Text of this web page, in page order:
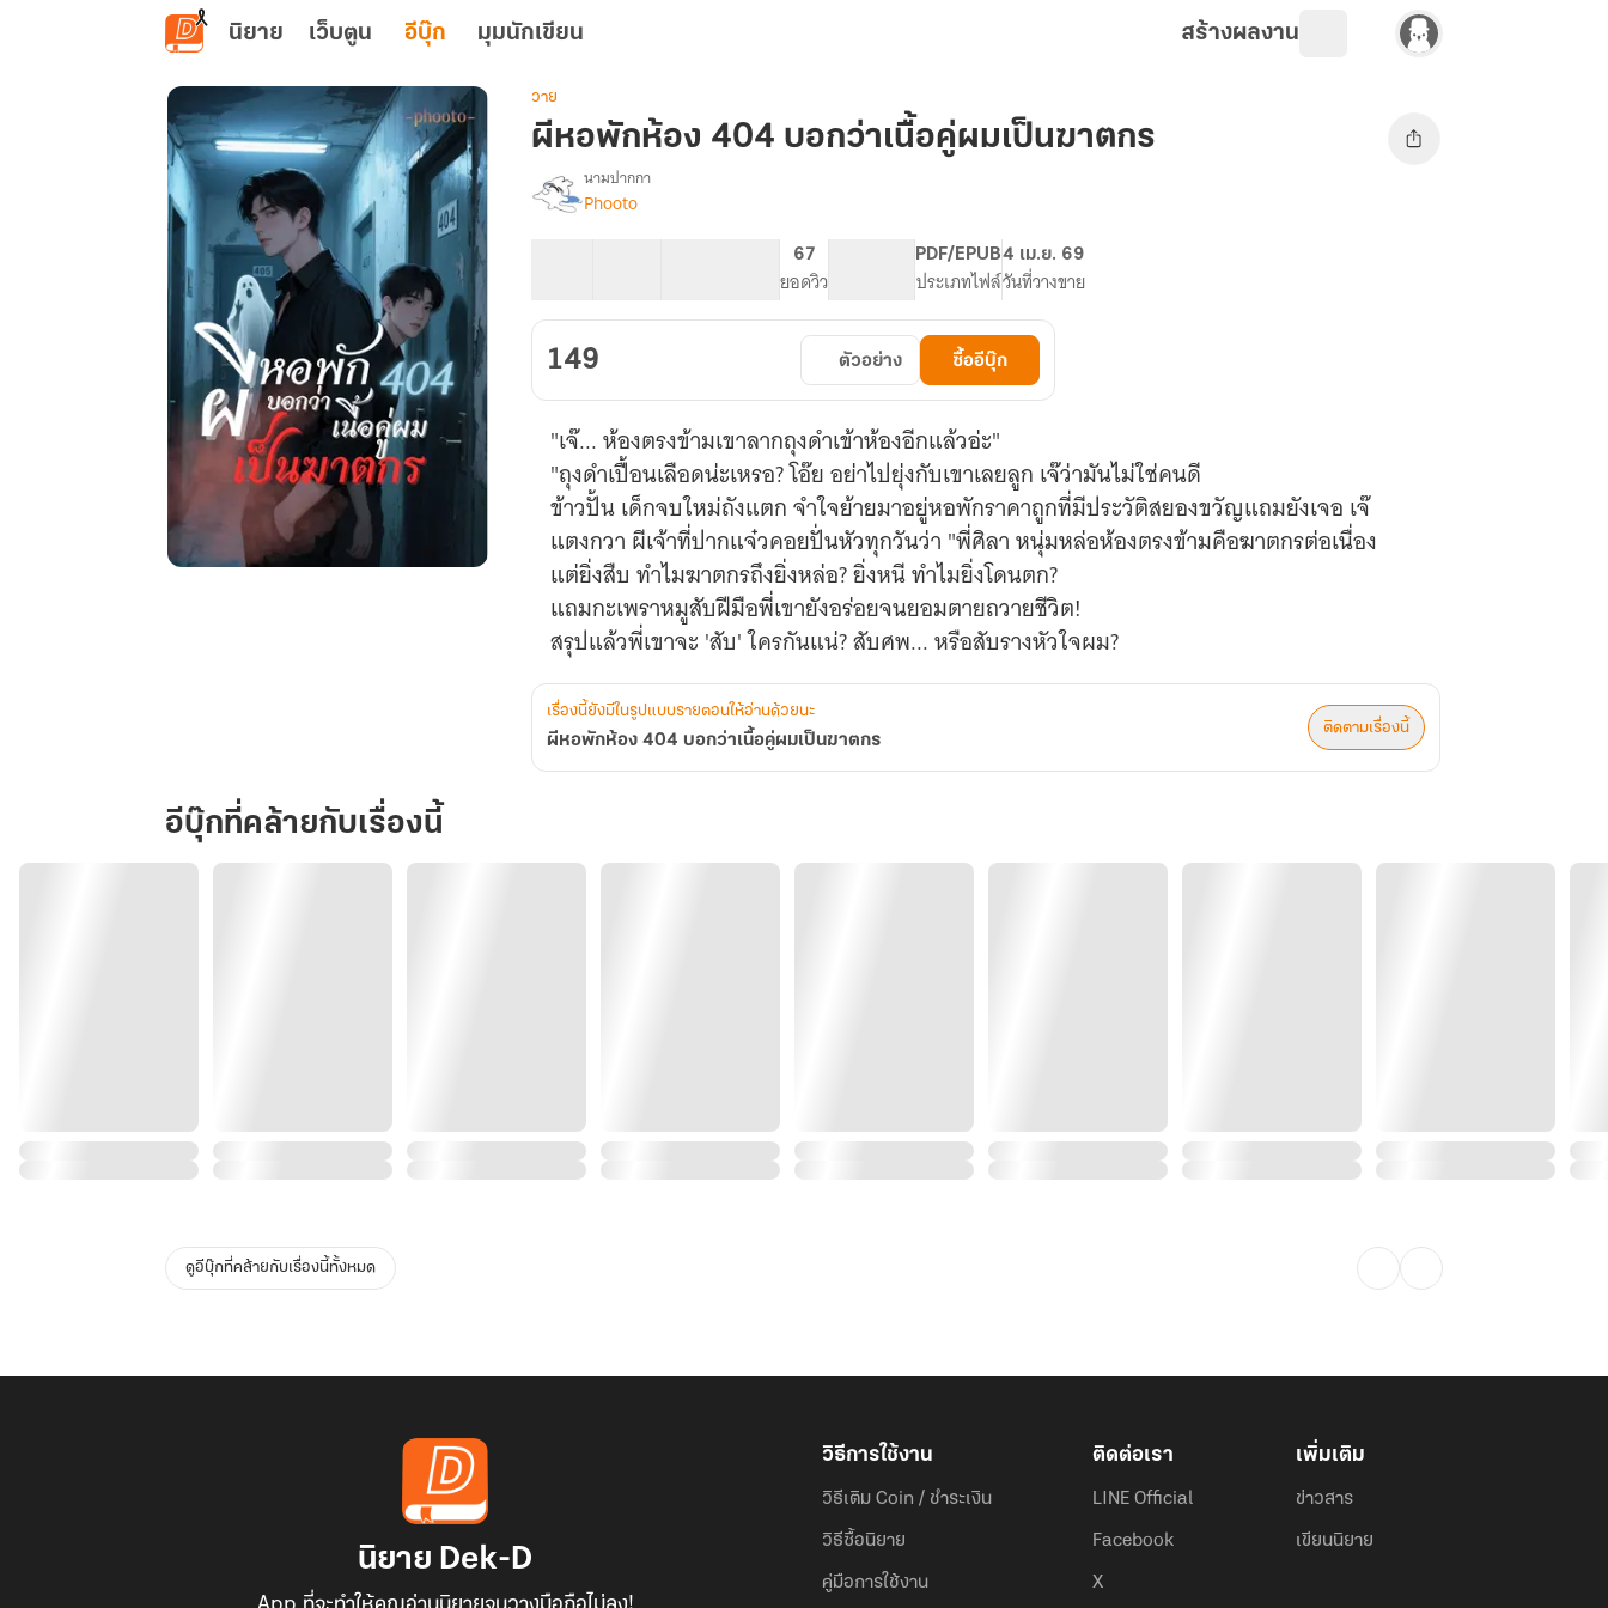
ข้ามไปยังเนื้อหาหลัก
นิยาย เว็บตูน อีบุ๊ก มุมนักเขียน สร้างผลงาน
ผม
เป็น
ฆาตกร
วาย
ผีหอพักห้อง 404 บอกว่าเนื้อคู่ผมเป็นฆาตกร
เรื่อง
บอก
เนื้อ
คู่
เป็น
ฆาตกร
นามปากกา
Phooto
67
ยอดวิว
PDF/EPUB
ประเภทไฟล์
4 เม.ย. 69
วันที่วางขาย
149 ตัวอย่าง ซื้ออีบุ๊ก
"เจ๊... ห้องตรงข้ามเขาลากถุงดำเข้าห้องอีกแล้วอ่ะ"
"ถุงดำเปื้อนเลือดน่ะเหรอ? โอ๊ย อย่าไปยุ่งกับเขาเลยลูก เจ๊ว่ามันไม่ใช่คนดี
ข้าวปั้น เด็กจบใหม่ถังแตก จำใจย้ายมาอยู่หอพักราคาถูกที่มีประวัติสยองขวัญแถมยังเจอ เจ๊
แตงกวา ผีเจ้าที่ปากแจ๋วคอยปั่นหัวทุกวันว่า "พี่ศิลา หนุ่มหล่อห้องตรงข้ามคือฆาตกรต่อเนื่อง
แต่ยิ่งสืบ ทำไมฆาตกรถึงยิ่งหล่อ? ยิ่งหนี ทำไมยิ่งโดนตก?
แถมกะเพราหมูสับฝีมือพี่เขายังอร่อยจนยอมตายถวายชีวิต!
สรุปแล้วพี่เขาจะ 'สับ' ใครกันแน่? สับศพ... หรือสับรางหัวใจผม?
เรื่องนี้ยังมีในรูปแบบรายตอนให้อ่านด้วยนะ
ผีหอพักห้อง 404 บอกว่าเนื้อคู่ผมเป็นฆาตกร
ติดตามเรื่องนี้
อีบุ๊กที่คล้ายกับเรื่องนี้
ดูอีบุ๊กที่คล้ายกับเรื่องนี้ทั้งหมด
นิยาย Dek-D
วิธีการใช้งาน
วิธีเติม Coin / ชำระเงิน
วิธีซื้อนิยาย
คู่มือการใช้งาน
ติดต่อเรา
LINE Official
Facebook
X
เพิ่มเติม
ข่าวสาร
เขียนนิยาย